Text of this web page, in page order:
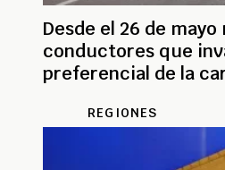
Desde el 26 de
conductores que
preferencial de la
REGIONES